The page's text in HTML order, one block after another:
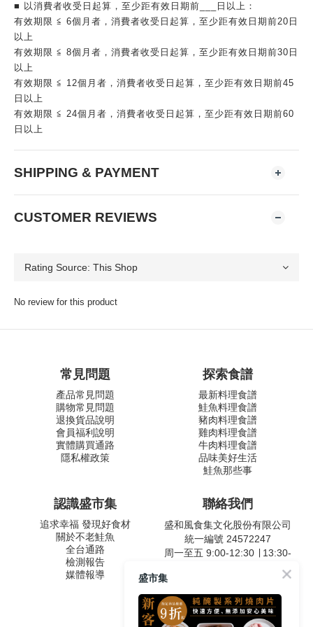
■ 以消費者收受日起算，至少距有效日期前___日以上：
有效期限 ≦ 6個月者，消費者收受日起算，至少距有效日期前20日
以上
有效期限 ≦ 8個月者，消費者收受日起算，至少距有效日期前30日
以上
有效期限 ≦ 12個月者，消費者收受日起算，至少距有效日期前45
日以上
有效期限 ≦ 24個月者，消費者收受日起算，至少距有效日期前60
日以上
SHIPPING & PAYMENT
CUSTOMER REVIEWS
No review for this product
常見問題
產品常見問題
購物常見問題
退換貨品說明
會員福利說明
實體購買通路
隱私權政策
探索食譜
最新料理食譜
鮭魚料理食譜
豬肉料理食譜
雞肉料理食譜
牛肉料理食譜
品味美好生活
鮭魚那些事
認識盛市集
追求幸福 發現好食材
關於不老鮭魚
全台通路
檢測報告
媒體報導
聯絡我們
盛和風食集文化股份有限公司
統一編號 24572247
周一至五 9:00-12:30 ∣ 13:30-
客服專線：02-2795-5800
台北市內湖區南京東路六段
487號9F
盛市集